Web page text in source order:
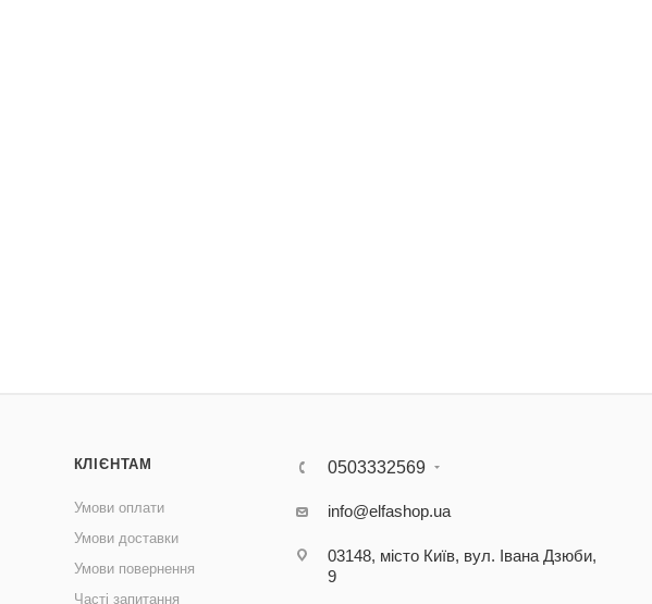
КЛІЄНТАМ
Умови оплати
Умови доставки
Умови повернення
Часті запитання
0503332569
info@elfashop.ua
03148, місто Київ, вул. Івана Дзюби,
9